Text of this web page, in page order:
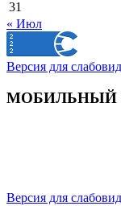
31
« Июл
Версия для
МОБИЛЬНЫЙ
Версия для